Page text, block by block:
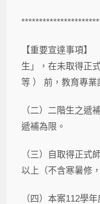
【重要宣達事項】
生」，在未取得正
等 ） 前，教育專
（二）二階生之遞
遞補為限。
（三）自取得正式
以上（不含寒暑修
（四）本案112學年